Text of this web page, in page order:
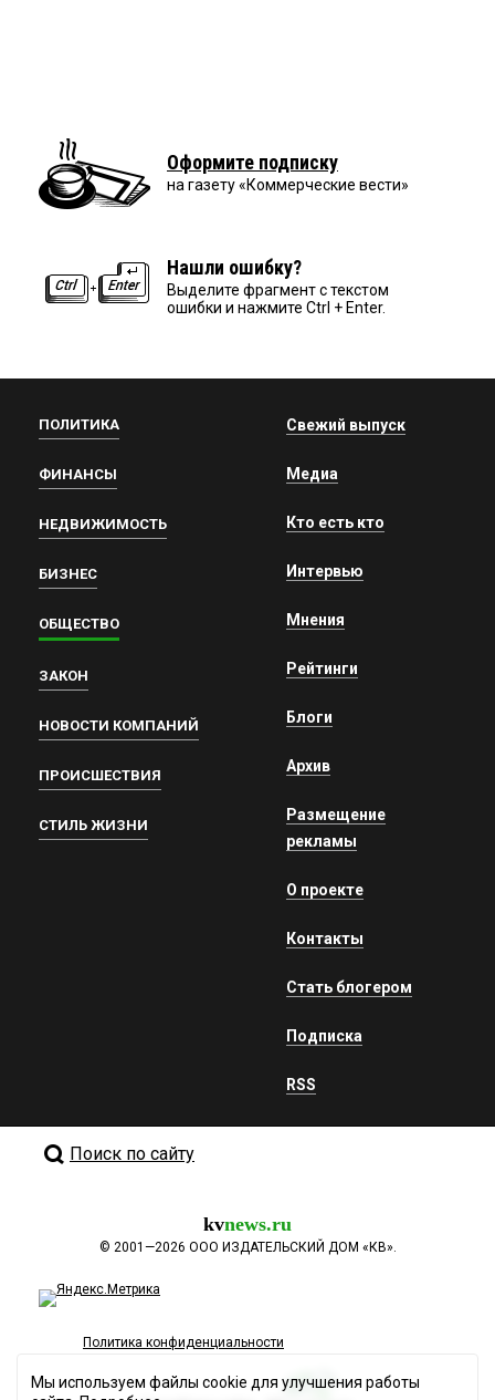
Оформите подписку
на газету «Коммерческие вести»
Нашли ошибку?
Выделите фрагмент с текстом
ошибки и нажмите Ctrl + Enter.
ПОЛИТИКА
ФИНАНСЫ
НЕДВИЖИМОСТЬ
БИЗНЕС
ОБЩЕСТВО
ЗАКОН
НОВОСТИ КОМПАНИЙ
ПРОИСШЕСТВИЯ
СТИЛЬ ЖИЗНИ
Свежий выпуск
Медиа
Кто есть кто
Интервью
Мнения
Рейтинги
Блоги
Архив
Размещение
рекламы
О проекте
Контакты
Стать блогером
Подписка
RSS
Поиск по сайту
kvnews.ru
© 2001—2026 ООО ИЗДАТЕЛЬСКИЙ ДОМ «КВ».
Политика конфиденциальности
Мы используем файлы cookie для улучшения работы